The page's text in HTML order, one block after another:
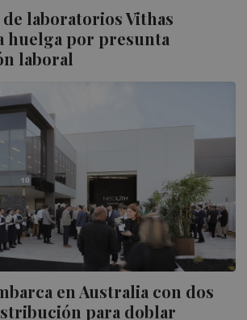
laboratorios Vithas
huelga por presunta
laboral
en Australia con dos
para doblar